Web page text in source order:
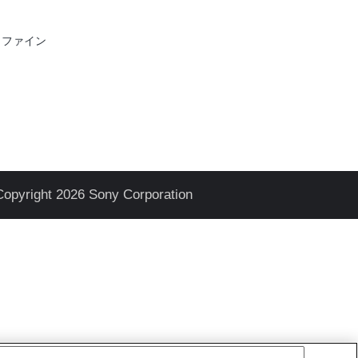
ァイン
2026 Sony Corporation